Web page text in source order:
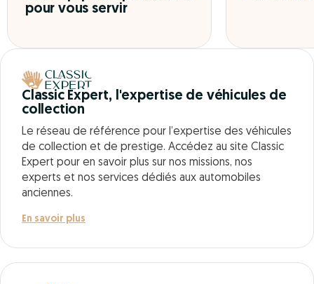
pour vous servir
Classic Expert, l'expertise de véhicules de
collection
Le réseau de référence pour l’expertise des véhicules
de collection et de prestige. Accédez au site Classic
Expert pour en savoir plus sur nos missions, nos
experts et nos services dédiés aux automobiles
anciennes.
En savoir plus